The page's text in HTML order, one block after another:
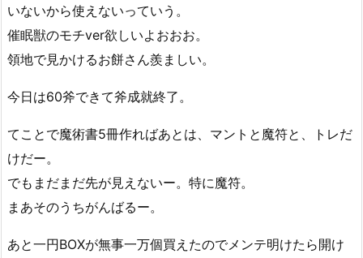
いないから使えないっていう。
催眠獣のモチver欲しいよおおお。
領地で見かけるお餅さん羨ましい。
今日は60斧できて斧成就終了。
てことで魔術書5冊作ればあとは、マントと魔符と、トレだ
けだー。
でもまだまだ先が見えないー。特に魔符。
まあそのうちがんばるー。
あと一円BOXが無事一万個買えたのでメンテ明けたら開け